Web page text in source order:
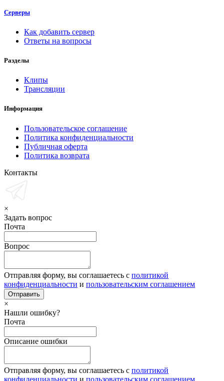
Серверы
Как добавить сервер
Ответы на вопросы
Разделы
Клипы
Трансляции
Информация
Пользовательское соглашение
Политика конфиденциальности
Публичная оферта
Политика возврата
Контакты
×
Задать вопрос
Почта
Вопрос
Отправляя форму, вы соглашаетесь с политикой
конфиденциальности и пользовательским соглашением
×
Нашли ошибку?
Почта
Описание ошибки
Отправляя форму, вы соглашаетесь с политикой
конфиденциальности и пользовательским соглашением